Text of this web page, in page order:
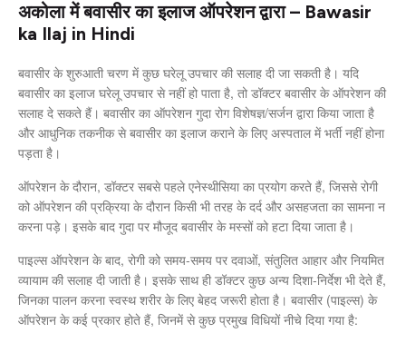
अकोला में बवासीर का इलाज ऑपरेशन द्वारा – Bawasir
ka Ilaj in Hindi
बवासीर के शुरुआती चरण में कुछ घरेलू उपचार की सलाह दी जा सकती है। यदि
बवासीर का इलाज घरेलू उपचार से नहीं हो पाता है, तो डॉक्टर बवासीर के ऑपरेशन की
सलाह दे सकते हैं। बवासीर का ऑपरेशन गुदा रोग विशेषज्ञ/सर्जन द्वारा किया जाता है
और आधुनिक तकनीक से बवासीर का इलाज कराने के लिए अस्पताल में भर्ती नहीं होना
पड़ता है।
ऑपरेशन के दौरान, डॉक्टर सबसे पहले एनेस्थीसिया का प्रयोग करते हैं, जिससे रोगी
को ऑपरेशन की प्रक्रिया के दौरान किसी भी तरह के दर्द और असहजता का सामना न
करना पड़े। इसके बाद गुदा पर मौजूद बवासीर के मस्सों को हटा दिया जाता है।
पाइल्स ऑपरेशन के बाद, रोगी को समय-समय पर दवाओं, संतुलित आहार और नियमित
व्यायाम की सलाह दी जाती है। इसके साथ ही डॉक्टर कुछ अन्य दिशा-निर्देश भी देते हैं,
जिनका पालन करना स्वस्थ शरीर के लिए बेहद जरूरी होता है। बवासीर (पाइल्स) के
ऑपरेशन के कई प्रकार होते हैं, जिनमें से कुछ प्रमुख विधियों नीचे दिया गया है: